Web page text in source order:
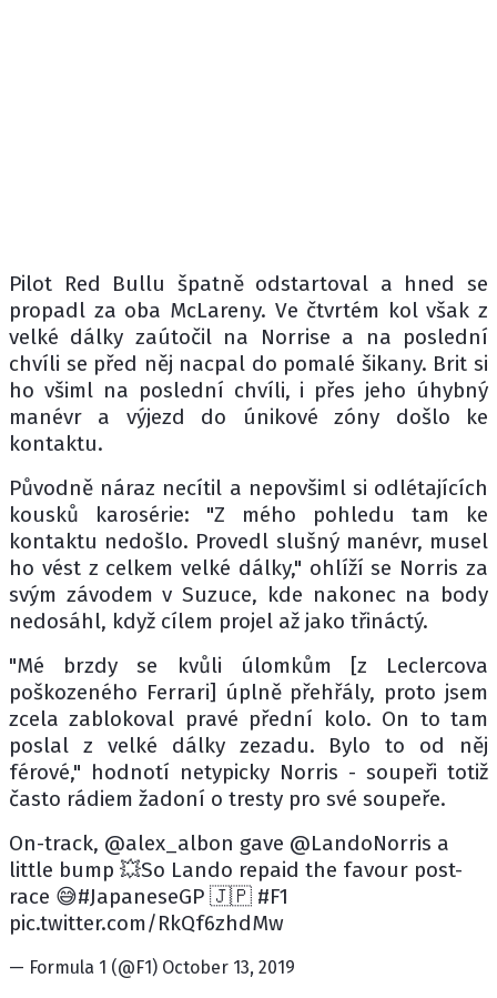
Pilot Red Bullu špatně odstartoval a hned se
propadl za oba McLareny. Ve čtvrtém kol však z
velké dálky zaútočil na Norrise a na poslední
chvíli se před něj nacpal do pomalé šikany. Brit si
ho všiml na poslední chvíli, i přes jeho úhybný
manévr a výjezd do únikové zóny došlo ke
kontaktu.
Původně náraz necítil a nepovšiml si odlétajících
kousků karosérie: "Z mého pohledu tam ke
kontaktu nedošlo. Provedl slušný manévr, musel
ho vést z celkem velké dálky," ohlíží se Norris za
svým závodem v Suzuce, kde nakonec na body
nedosáhl, když cílem projel až jako třináctý.
"Mé brzdy se kvůli úlomkům [z Leclercova
poškozeného Ferrari] úplně přehřály, proto jsem
zcela zablokoval pravé přední kolo. On to tam
poslal z velké dálky zezadu. Bylo to od něj
férové," hodnotí netypicky Norris - soupeři totiž
často rádiem žadoní o tresty pro své soupeře.
On-track, @alex_albon gave @LandoNorris a
little bump 💥So Lando repaid the favour post-
race 😅#JapaneseGP 🇯🇵 #F1
pic.twitter.com/RkQf6zhdMw
— Formula 1 (@F1) October 13, 2019